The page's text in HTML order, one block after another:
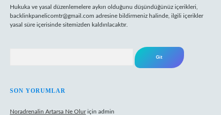
Hukuka ve yasal düzenlemelere aykırı olduğunu düşündüğünüz içerikleri,
backlinkpanelicomtr@gmail.com adresine bildirmeniz halinde, ilgili içerikler
yasal süre içerisinde sitemizden kaldırılacaktır.
SON YORUMLAR
Noradrenalin Artarsa Ne Oluriçin admin